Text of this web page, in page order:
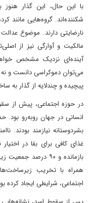
با این حال، این گذار هنوز
شکننده‌اند. گروه‌هایی مانند
نارضایتی دارند. موضوع
مالکیت و آوارگی نیز از
آینده‌ای نزدیک مشخص
می‌توان دموکراسی دانست و نه
پیچیده و چندلایه از گذار به
در حوزه اجتماعی، پیش از
بازمانده و ۹۰
همراه با تخریب
اجتماعی، شرایطی ایجاد کرده